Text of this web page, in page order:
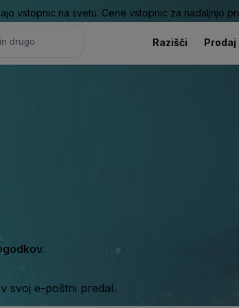
vstopnic na svetu. Cene vstopnic za nadaljnjo
Razišči Prodaj
svoj e-poštni predal.